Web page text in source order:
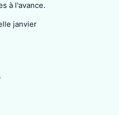
à l'avance.
janvier